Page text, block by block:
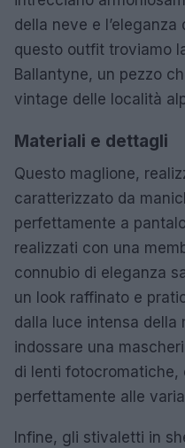
della neve e
questo outfit troviamo
Ballantyne, un pezzo
vintage delle località
Materiali e dettagli
Questo maglione,
caratterizzato da
perfettamente a
realizzati con una
connubio di eleganza
un look raffinato e
dalla luce intensa della
indossare una
di lenti fotocromatiche,
perfettamente alle
Infine, gli stivaletti in